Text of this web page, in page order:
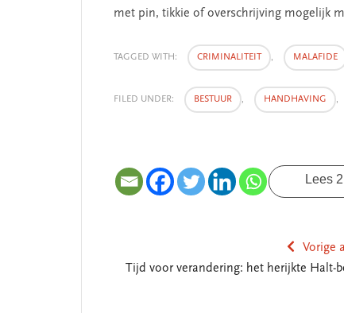
met pin, tikkie of overschrijving mogelijk
TAGGED WITH: CRIMINALITEIT , MALAFIDE
FILED UNDER: BESTUUR , HANDHAVING ,
Lees
Vorige
Tijd voor verandering: het herijkte Halt-